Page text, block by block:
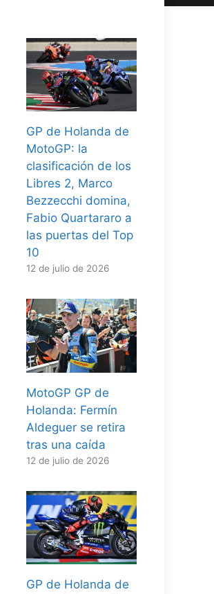
GP de Holanda de
MotoGP: la
clasificación de los
Libres 2, Marco
Bezzecchi domina,
Fabio Quartararo a
las puertas del Top
10
12 de julio de 2026
MotoGP GP de
Holanda: Fermín
Aldeguer se retira
tras una caída
12 de julio de 2026
GP de Holanda de